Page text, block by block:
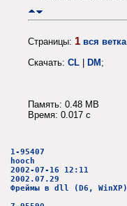
Страницы: 1 вся ветка
Скачать: CL DM ;
Память: 0.48 MB
Время: 0.017 c
1-95407
hooch
2002-07-16 12:11
2002.07.29
Фреймы в dll (D6, WinXP)